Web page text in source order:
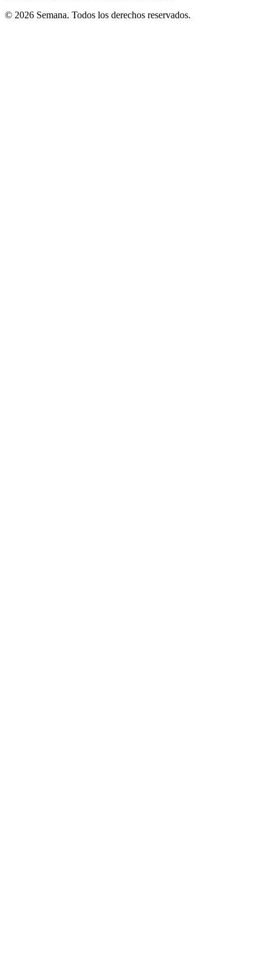
© 2026 Semana. Todos los derechos reservados.